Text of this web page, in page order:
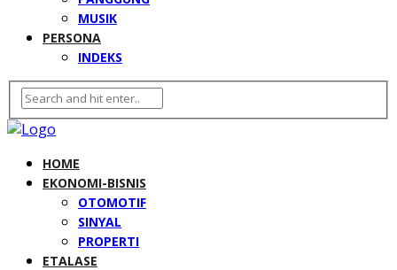
MUSIK
PERSONA
INDEKS
HOME
EKONOMI-BISNIS
OTOMOTIF
SINYAL
PROPERTI
ETALASE